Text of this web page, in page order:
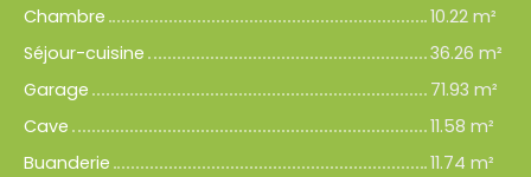
Chambre
10.22 m²
Séjour-cuisine
36.26 m²
Garage
71.93 m²
Cave
11.58 m²
Buanderie
11.74 m²